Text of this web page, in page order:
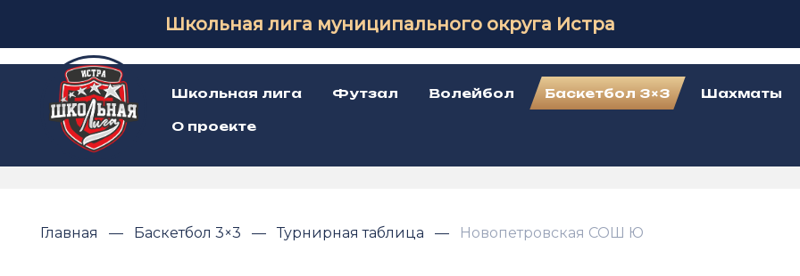
Школьная лига муниципального округа Истра
Школьная лига Футзал Волейбол Баскетбол 3×3 Шахматы
О проекте
Главная Баскетбол 3×3 Турнирная таблица Новопетровская СОШ Ю